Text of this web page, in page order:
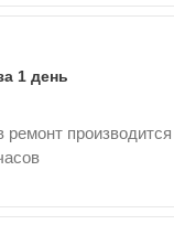
1 день
ремонт